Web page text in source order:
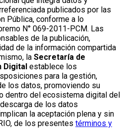
publicados por las
Pública, conforme a lo
N° 069-2011-PCM. Las
de la publicación,
de la información compartida
la Secretaría de
Digital establece los
para la gestión,
los datos, promoviendo su
dentro del ecosistema digital del
de los datos
la aceptación plena y sin
de los presentes términos y